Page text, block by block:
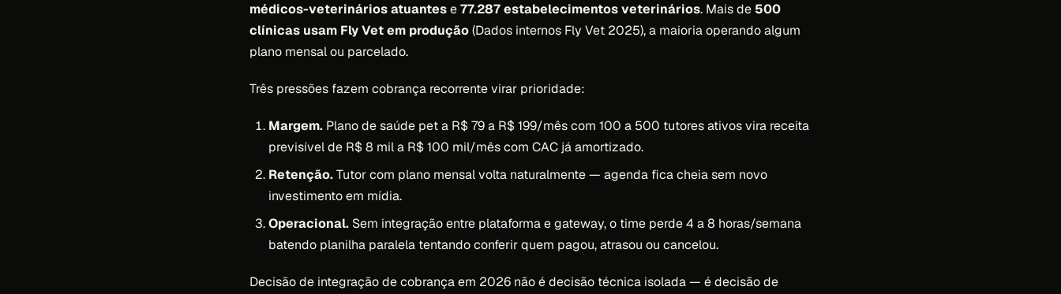
médicos-veterinários atuantese77.287 estabelecimentos veterinários. Mais de 500
clínicas usam Fly Vet em produção(Dados internos Fly Vet 2025), a maioria operando algum
plano mensal ou parcelado.
Três pressões fazem cobrança recorrente virar prioridade:
Margem. Plano de saúde pet a R$ 79 a R$ 199/mês com 100 a 500 tutores ativos vira receita
previsível de R$ 8 mil a R$ 100 mil/mês com CAC já amortizado.
Retenção.Tutor com plano mensal volta naturalmente — agenda fica cheia sem novo
investimento em mídia.
Operacional. Sem integração entre plataforma e gateway, o time perde 4 a 8 horas/semana
batendo planilha paralela tentando conferir quem pagou, atrasou ou cancelou.
Decisão de integração de cobrança em 2026 não é decisão técnica isolada — é decisão de